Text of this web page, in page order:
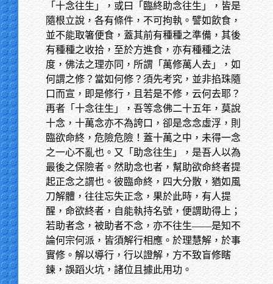
「十念往生」，或曰「臨終助念往生」，皆是
隨根立說，各有條件，不可拘執。譬如飲食，
並不能取箸便食，蓋其前有種種之準備，其後
有種種之收拾，至於方進食，亦有種種之法
度，佛法之理亦同，所謂「萬修萬人去」，如
何謂之修？當如何修？須先考究，並非掐珠隨
口而宣，即是修行，且若是不修，云何去耶？
再者「十念往生」，吾等念佛二十五年，莫說
十念，十萬念亦不為誇口，卻是念念虛浮，則
臨欲命終，危險危險！蓋十萬之中，未得一念
之一心不亂也。又「助念往生」，是吾人以為
最後之保險者。然助念也者，幫助欲命終者提
起正念之謂也。彼臨命終，四大分散，猶如風
刀解體，往往忘失正念，果於此時，有人提
醒，命欲終者，自能執持名號，便謂助得上；
若助者念，被助者不念，亦不往生——是知不
論何宗何派，皆須解行相應。於理慧解，於事
實修。解以導行，行以證解，方不致盲修瞎
鍊，誤蹈火坑，諸位且據此用功。